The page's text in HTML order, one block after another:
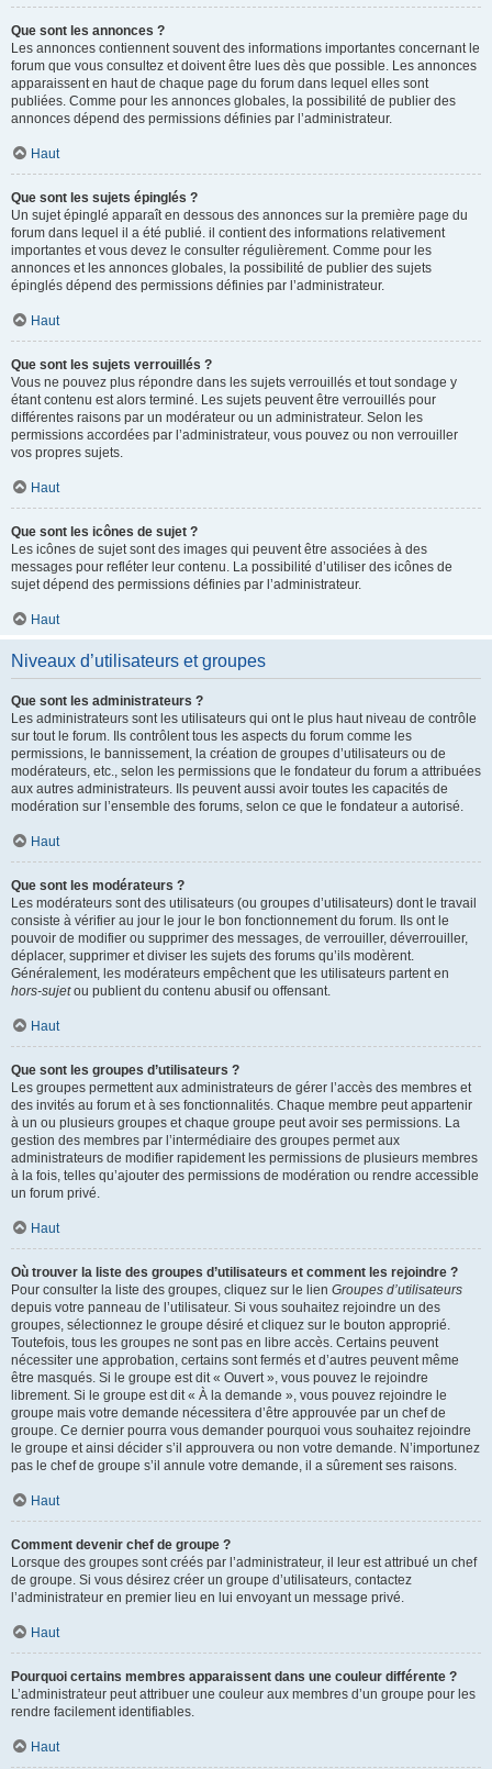
Que sont les annonces ?
Les annonces contiennent souvent des informations importantes concernant le
forum que vous consultez et doivent être lues dès que possible. Les annonces
apparaissent en haut de chaque page du forum dans lequel elles sont
publiées. Comme pour les annonces globales, la possibilité de publier des
annonces dépend des permissions définies par l’administrateur.
Haut
Que sont les sujets épinglés ?
Un sujet épinglé apparaît en dessous des annonces sur la première page du
forum dans lequel il a été publié. il contient des informations relativement
importantes et vous devez le consulter régulièrement. Comme pour les
annonces et les annonces globales, la possibilité de publier des sujets
épinglés dépend des permissions définies par l’administrateur.
Haut
Que sont les sujets verrouillés ?
Vous ne pouvez plus répondre dans les sujets verrouillés et tout sondage y
étant contenu est alors terminé. Les sujets peuvent être verrouillés pour
différentes raisons par un modérateur ou un administrateur. Selon les
permissions accordées par l’administrateur, vous pouvez ou non verrouiller
vos propres sujets.
Haut
Que sont les icônes de sujet ?
Les icônes de sujet sont des images qui peuvent être associées à des
messages pour refléter leur contenu. La possibilité d’utiliser des icônes de
sujet dépend des permissions définies par l’administrateur.
Haut
Niveaux d’utilisateurs et groupes
Que sont les administrateurs ?
Les administrateurs sont les utilisateurs qui ont le plus haut niveau de contrôle
sur tout le forum. Ils contrôlent tous les aspects du forum comme les
permissions, le bannissement, la création de groupes d’utilisateurs ou de
modérateurs, etc., selon les permissions que le fondateur du forum a attribuées
aux autres administrateurs. Ils peuvent aussi avoir toutes les capacités de
modération sur l’ensemble des forums, selon ce que le fondateur a autorisé.
Haut
Que sont les modérateurs ?
Les modérateurs sont des utilisateurs (ou groupes d’utilisateurs) dont le travail
consiste à vérifier au jour le jour le bon fonctionnement du forum. Ils ont le
pouvoir de modifier ou supprimer des messages, de verrouiller, déverrouiller,
déplacer, supprimer et diviser les sujets des forums qu’ils modèrent.
Généralement, les modérateurs empêchent que les utilisateurs partent en
hors-sujetou publient du contenu abusif ou offensant.
Haut
Que sont les groupes d’utilisateurs ?
Les groupes permettent aux administrateurs de gérer l’accès des membres et
des invités au forum et à ses fonctionnalités. Chaque membre peut appartenir
à un ou plusieurs groupes et chaque groupe peut avoir ses permissions. La
gestion des membres par l’intermédiaire des groupes permet aux
administrateurs de modifier rapidement les permissions de plusieurs membres
à la fois, telles qu’ajouter des permissions de modération ou rendre accessible
un forum privé.
Haut
Où trouver la liste des groupes d’utilisateurs et comment les rejoindre ?
Pour consulter la liste des groupes, cliquez sur le lien Groupes d’utilisateurs
depuis votre panneau de l’utilisateur. Si vous souhaitez rejoindre un des
groupes, sélectionnez le groupe désiré et cliquez sur le bouton approprié.
Toutefois, tous les groupes ne sont pas en libre accès. Certains peuvent
nécessiter une approbation, certains sont fermés et d’autres peuvent même
être masqués. Si le groupe est dit « Ouvert », vous pouvez le rejoindre
librement. Si le groupe est dit « À la demande », vous pouvez rejoindre le
groupe mais votre demande nécessitera d’être approuvée par un chef de
groupe. Ce dernier pourra vous demander pourquoi vous souhaitez rejoindre
le groupe et ainsi décider s’il approuvera ou non votre demande. N’importunez
pas le chef de groupe s’il annule votre demande, il a sûrement ses raisons.
Haut
Comment devenir chef de groupe ?
Lorsque des groupes sont créés par l’administrateur, il leur est attribué un chef
de groupe. Si vous désirez créer un groupe d’utilisateurs, contactez
l’administrateur en premier lieu en lui envoyant un message privé.
Haut
Pourquoi certains membres apparaissent dans une couleur différente ?
L’administrateur peut attribuer une couleur aux membres d’un groupe pour les
rendre facilement identifiables.
Haut